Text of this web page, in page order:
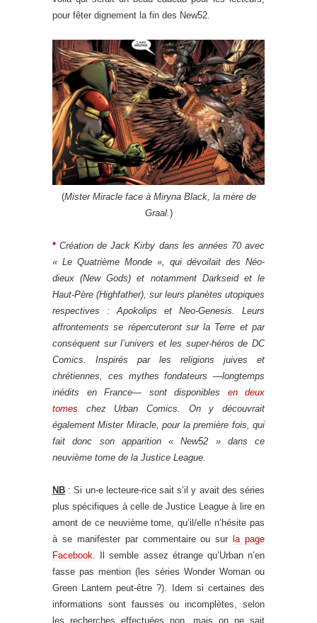
pour fêter dignement la fin des New52.
(Mister Miracle face à Miryna Black, la mère de
Graal. )
* Création de Jack Kirby dans les années 70 avec
« Le Quatrième Monde », qui dévoilait des Néo-
dieux (New Gods) et notamment Darkseid et le
Haut-Père (Highfather), sur leurs planètes utopiques
respectives : Apokolips et Neo-Genesis. Leurs
affrontements se répercuteront sur la Terre et par
conséquent sur l’univers et les super-héros de DC
Comics. Inspirés par les religions juives et
chrétiennes, ces mythes fondateurs —longtemps
inédits en France— sont disponibles en deux
tomes chez Urban Comics. On y découvrait
également Mister Miracle, pour la première fois, qui
fait donc son apparition « New52 » dans ce
neuvième tome de la Justice League.
NB : Si un-e lecteure-rice sait s’il y avait des séries
plus spécifiques à celle de Justice League à lire en
amont de ce neuvième tome, qu’il/elle n’hésite pas
à se manifester par commentaire ou sur
la page
Facebook . Il semble assez étrange qu’Urban n’en
fasse pas mention (les séries Wonder Woman ou
Green Lantern peut-être ?). Idem si certaines des
informations sont fausses ou incomplètes, selon
les recherches effectuées non, mais on ne sait